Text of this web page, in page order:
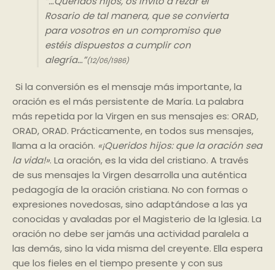
Rosario de tal manera, que se convierta
para vosotros en un compromiso que
estéis dispuestos a cumplir con
alegría…”(12/06/1986)
Si la conversión es el mensaje más importante, la
oración es el más persistente de María. La palabra
más repetida por la Virgen en sus mensajes es: ORAD,
ORAD, ORAD. Prácticamente, en todos sus mensajes,
llama a la oración. «¡Queridos hijos: que la oración sea
la vida!». La oración, es la vida del cristiano. A través
de sus mensajes la Virgen desarrolla una auténtica
pedagogía de la oración cristiana. No con formas o
expresiones novedosas, sino adaptándose a las ya
conocidas y avaladas por el Magisterio de la Iglesia. La
oración no debe ser jamás una actividad paralela a
las demás, sino la vida misma del creyente. Ella espera
que los fieles en el tiempo presente y con sus